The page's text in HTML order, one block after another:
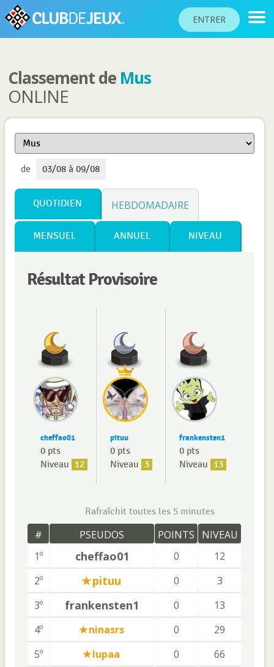
ENTRER
CLASSEMENTS
TOURNOIS
COMMUNAUTÉ
AIDE
PASSEPORT
JOUER
Classement de Mus
ONLINE
de 03/08 à 09/08
QUOTIDIEN HEBDOMADAIRE
MENSUEL ANNUEL NIVEAU
Résultat Provisoire
cheffao01
0 pts
Niveau 12
pituu
0 pts
Niveau 3
frankensten1
0 pts
Niveau 13
Rafraîchit toutes les 5 minutes
# PSEUDOS POINTS
NIVEAU
1º
cheffao01 0
12
2º
pituu 0
3
3º
frankensten1 0
13
4º
ninasrs 0
29
5º
lupaa 0
66